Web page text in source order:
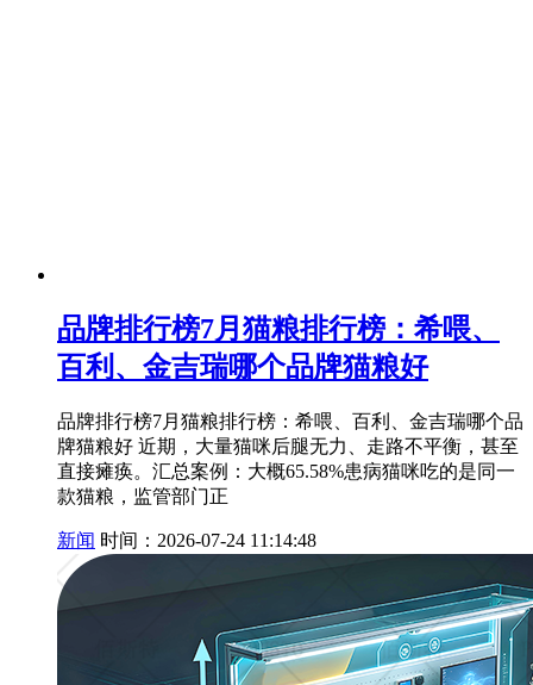
品牌排行榜7月猫粮排行榜：希喂、
百利、金吉瑞哪个品牌猫粮好
品牌排行榜7月猫粮排行榜：希喂、百利、金吉瑞哪个品
牌猫粮好 近期，大量猫咪后腿无力、走路不平衡，甚至
直接瘫痪。汇总案例：大概65.58%患病猫咪吃的是同一
款猫粮，监管部门正
新闻 时间：2026-07-24 11:14:48